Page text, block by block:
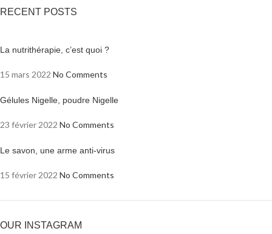
RECENT POSTS
La nutrithérapie, c’est quoi ?
15 mars 2022 No Comments
Gélules Nigelle, poudre Nigelle
23 février 2022 No Comments
Le savon, une arme anti-virus
15 février 2022 No Comments
OUR INSTAGRAM